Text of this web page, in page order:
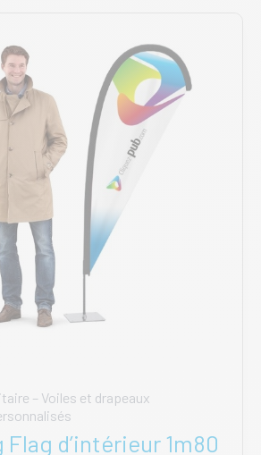
choisies
sur
la
page
produit
– Voiles et drapeaux
Flag d’intérieur 1m80